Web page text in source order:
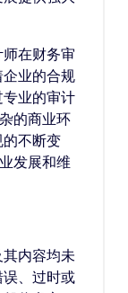
在财务审
业的合规
业的审计
的商业环
不断变
发展和维
内容均未
误、过时或